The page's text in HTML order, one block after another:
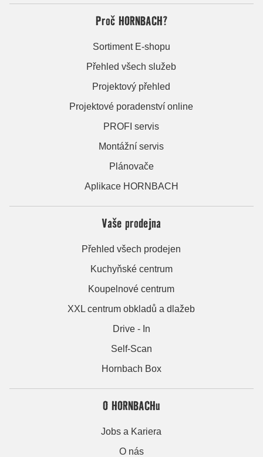
Proč HORNBACH?
Sortiment E-shopu
Přehled všech služeb
Projektový přehled
Projektové poradenství online
PROFI servis
Montážní servis
Plánovače
Aplikace HORNBACH
Vaše prodejna
Přehled všech prodejen
Kuchyňské centrum
Koupelnové centrum
XXL centrum obkladů a dlažeb
Drive - In
Self-Scan
Hornbach Box
O HORNBACHu
Jobs a Kariera
O nás